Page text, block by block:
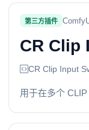
第三方插件
CR Clip
CR Clip Input
用于在多个